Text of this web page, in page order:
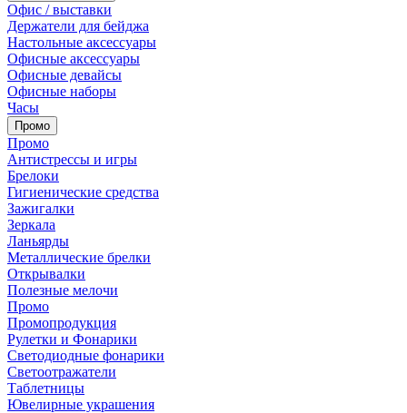
Офис / выставки
Держатели для бейджа
Настольные аксессуары
Офисные аксессуары
Офисные девайсы
Офисные наборы
Часы
Промо
Промо
Антистрессы и игры
Брелоки
Гигиенические средства
Зажигалки
Зеркала
Ланьярды
Металлические брелки
Открывалки
Полезные мелочи
Промо
Промопродукция
Рулетки и Фонарики
Светодиодные фонарики
Светоотражатели
Таблетницы
Ювелирные украшения